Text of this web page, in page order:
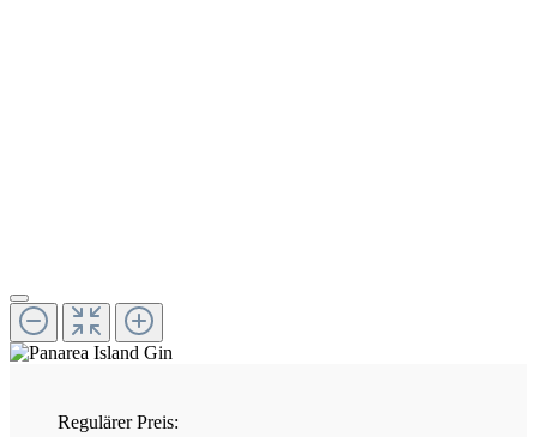
Regulärer Preis: